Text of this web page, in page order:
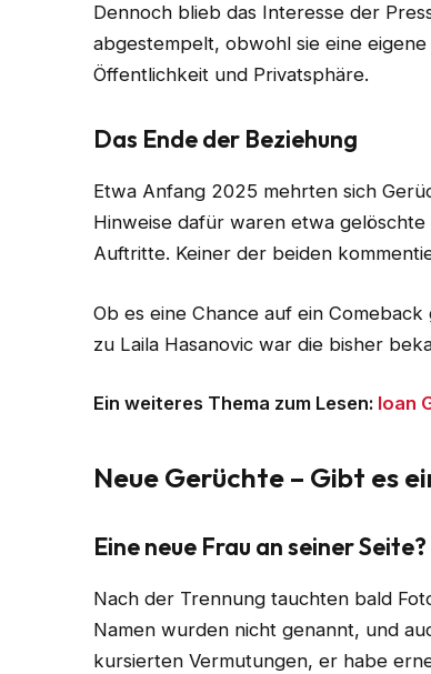
Dennoch blieb das Interesse der
abgestempelt, obwohl sie eine
Öffentlichkeit und Privatsphäre.
Das Ende der Beziehung
Etwa Anfang 2025 mehrten sich
Hinweise dafür waren etwa
Auftritte. Keiner der beiden
Ob es eine Chance auf ein
zu Laila Hasanovic war die bisher
Ein weiteres Thema zum Lesen: Ioan
Neue Gerüchte – Gibt es
Eine neue Frau an seiner Seite?
Nach der Trennung tauchten bald
Namen wurden nicht genannt, und
kursierten Vermutungen, er habe